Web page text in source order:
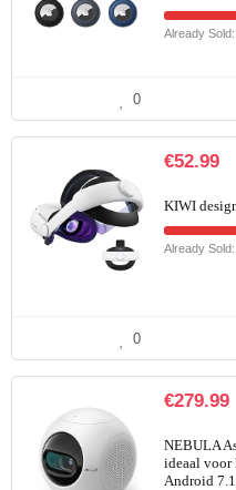
Already
0
€52.99
KIWI
Already
0
€279.99
NEBULA
ideaal voor
Android